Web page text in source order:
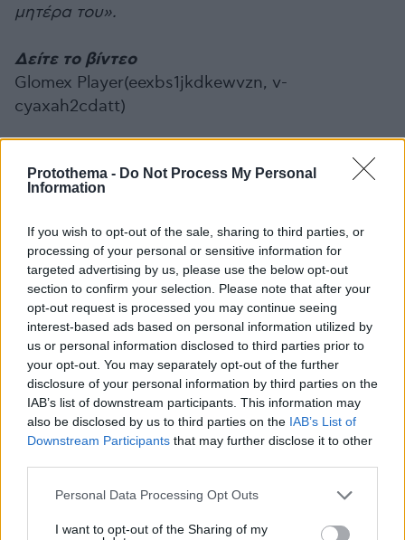
Protothema - Do Not Process My Personal
Information
If you wish to opt-out of the sale, sharing to third parties, or
processing of your personal or sensitive information for
targeted advertising by us, please use the below opt-out
section to confirm your selection. Please note that after your
opt-out request is processed you may continue seeing
interest-based ads based on personal information utilized by
us or personal information disclosed to third parties prior to
your opt-out. You may separately opt-out of the further
disclosure of your personal information by third parties on the
IAB’s list of downstream participants. This information may
also be disclosed by us to third parties on the IAB’s List of
Downstream Participants that may further disclose it to other
Please note that this website/app uses one or more Google
not limited to your visit or usage behaviour. You may click to
Personal Data Processing Opt Outs
I want to opt-out of the Sharing of my
μητέρα του».
Δείτε το βίντεο
Glomex Player(eexbs1jkdkewvzn, v-
cyaxah2cdatt)
Ο ηθοποιός πρόσθεσε:«Αν κάποιο παιδί σε
κάποια φάση της ζωής του πάρει κιλά σημαίνει
ότι είναι προβληματικό; Δηλαδή εγώ ήμουν
προβληματικός τόσα χρόνια που ήμουν πολύ
βαρύς; Έχουμε τρελαθεί; Ξεφεύγουμε».Ακόμη,
ο Παύλος Χαϊκάλης σχολίασε ότι:«Η
τεκνοθεσία είναι πάρα πολύ σημαντικό θέμα,
ακόμα δεν έχουμε λύση το θέμα της υιοθεσίας
για παιδιά που έχουν γονείς έναν άντρα και μια
γυναίκα άρα πώς θα πάει το θέμα πρώτα στα
παιδιά που έχουν γονείς δύο άντρες; Ούτε
ομοφοβικός είμαι ούτε έχω πρόβλημα. Τα
ούτε το μπόουλινγκ δεν μπορούμε να
ελέγξουμε. Δεν έχω καμία διάθεση